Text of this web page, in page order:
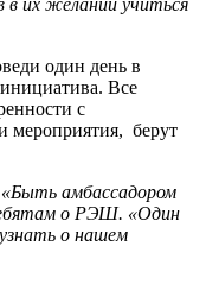
один день в
Все
с
мероприятия, берут
«Быть амбассадором
о РЭШ. «Один
о нашем